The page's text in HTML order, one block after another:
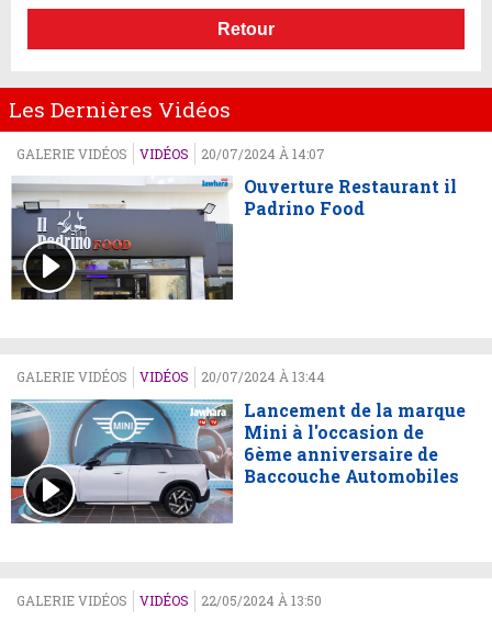
Retour
Les Dernières Vidéos
GALERIE VIDÉOS VIDÉOS 20/07/2024 À 14:07
Ouverture Restaurant il
Padrino Food
GALERIE VIDÉOS VIDÉOS 20/07/2024 À 13:44
Lancement de la marque
Mini à l'occasion de
6ème anniversaire de
Baccouche Automobiles
GALERIE VIDÉOS VIDÉOS 22/05/2024 À 13:50